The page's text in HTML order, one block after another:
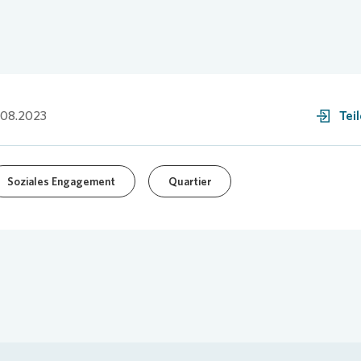
Soziales Engagement Quartier